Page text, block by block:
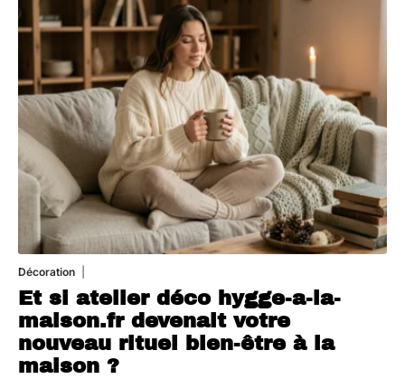
Décoration
Et si atelier déco hygge-a-la-
maison.fr devenait votre
nouveau rituel bien-être à la
maison ?